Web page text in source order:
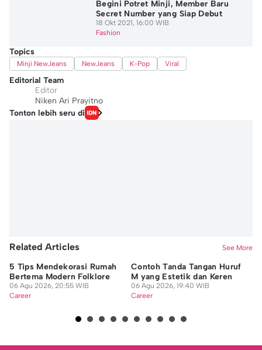
Begini Potret Minji, Member Baru
Secret Number yang Siap Debut
18 Okt 2021, 16:00 WIB
Fashion
Topics
Minji NewJeans NewJeans K-Pop Viral
Editorial Team
Editor
Niken Ari Prayitno
Tonton lebih seru di
Related Articles See More
5 Tips Mendekorasi Rumah
Bertema Modern Folklore
06 Agu 2026, 20:55 WIB
Career
Contoh Tanda Tangan Huruf
M yang Estetik dan Keren
06 Agu 2026, 19:40 WIB
Career